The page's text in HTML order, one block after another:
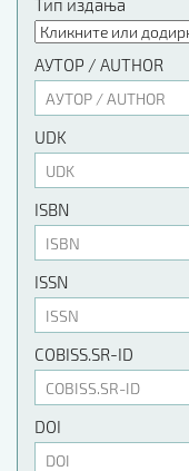
Тип издања
АУТОР / AUTHOR
UDK
ISBN
ISSN
COBISS.SR-ID
DOI